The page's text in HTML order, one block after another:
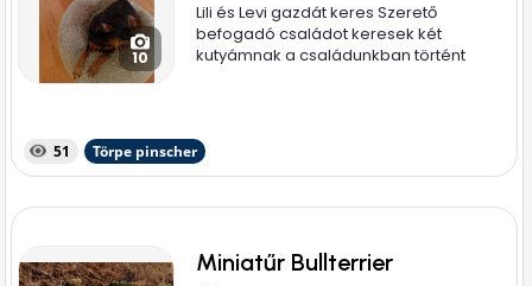
10
Lili és Levi gazdát keres Szerető
befogadó családot keresek két
kutyámnak a családunkban történt
51 Törpe pinscher
Miniatűr Bullterrier